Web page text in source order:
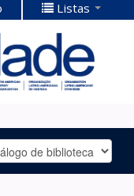
Listas